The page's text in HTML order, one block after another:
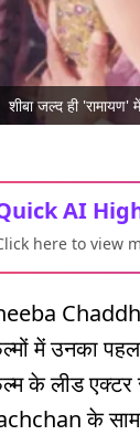
शीबा जल्द ही
AI
here to view
में उनका
के लीड एक्टर
के